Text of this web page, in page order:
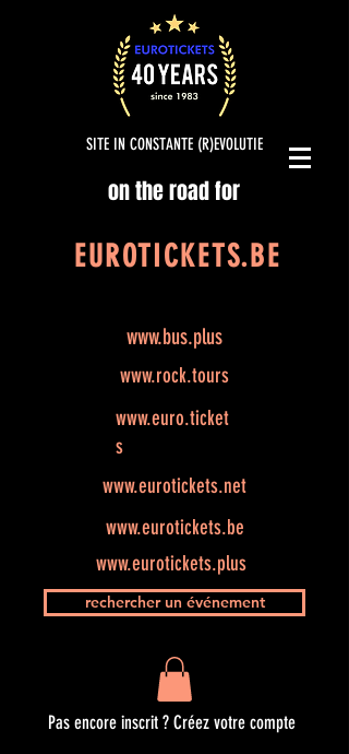
SITE IN CONSTANTE (R)EVOLUTIE
on the road for
EUROTICKETS.BE
www.bus.plus
www.rock.tours
www.euro.ticket
s
www.eurotickets.net
www.eurotickets.be
www.eurotickets.plus
rechercher un événement
Pas encore inscrit ? Créez votre compte